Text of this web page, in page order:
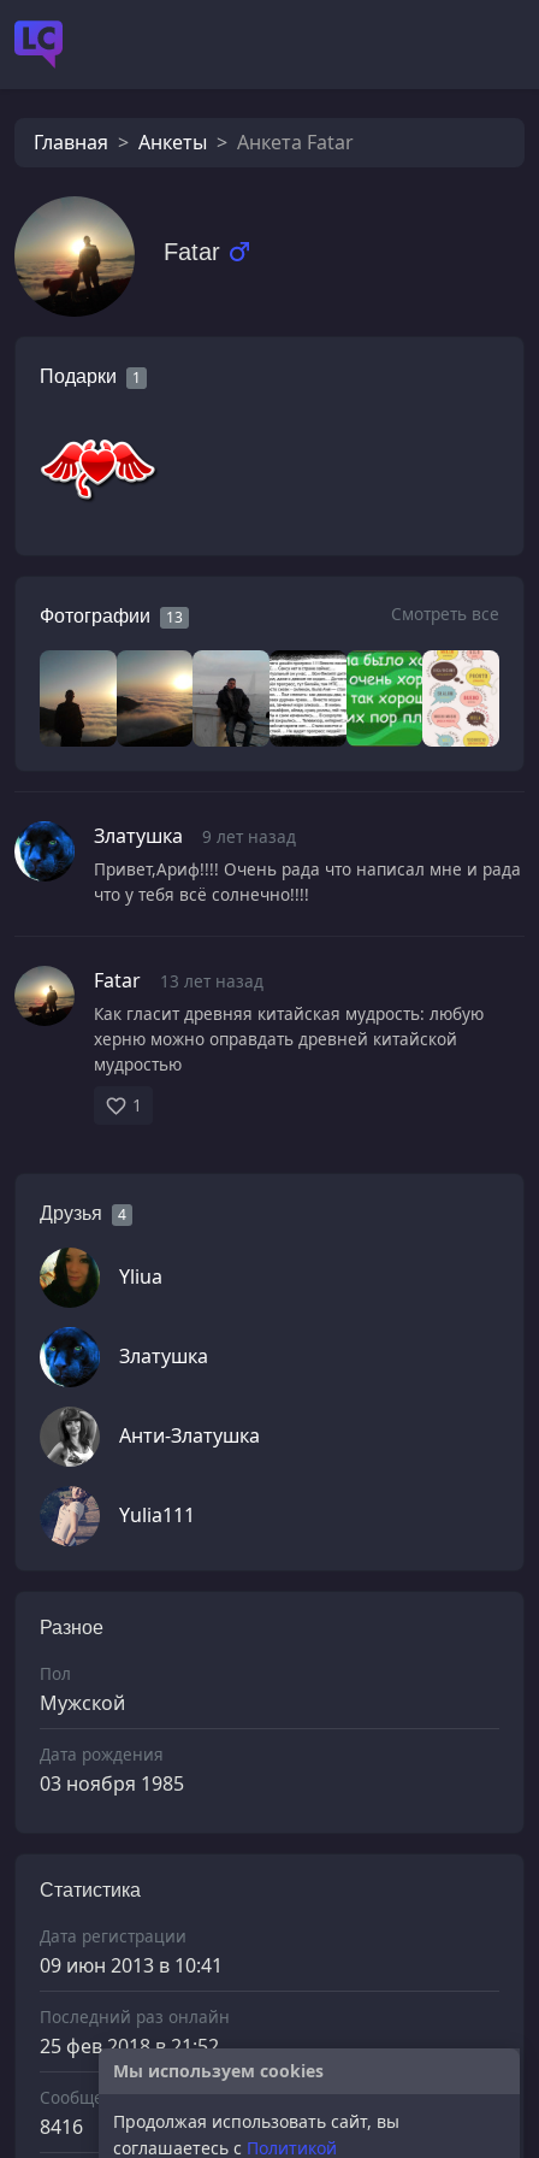
Главная Анкеты Анкета Fatar
Fatar
Подарки 1
Фотографии 13 Смотреть все
Златушка
9 лет назад
Привет,Ариф!!!! Очень рада что написал мне и рада
что у тебя всё солнечно!!!!
Fatar
13 лет назад
Как гласит древняя китайская мудрость: любую
херню можно оправдать древней китайской
мудростью
1
Друзья 4
Yliua
Златушка
Анти-Златушка
Yulia111
Разное
Пол
Мужской
Дата рождения
03 ноября 1985
Статистика
Дата регистрации
09 июн 2013 в 10:41
Последний раз онлайн
25 фев 2018 в 21:52
Сообщений отправлено
8416
Мы используем cookies
Продолжая использовать сайт, вы
соглашаетесь с Политикой